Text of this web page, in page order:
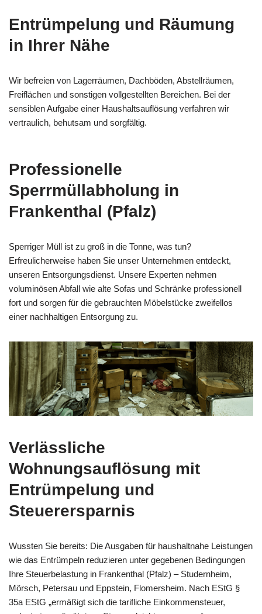
Entrümpelung und Räumung
in Ihrer Nähe
Wir befreien von Lagerräumen, Dachböden, Abstellräumen,
Freiflächen und sonstigen vollgestellten Bereichen. Bei der
sensiblen Aufgabe einer Haushaltsauflösung verfahren wir
vertraulich, behutsam und sorgfältig.
Professionelle
Sperrmüllabholung in
Frankenthal (Pfalz)
Sperriger Müll ist zu groß in die Tonne, was tun?
Erfreulicherweise haben Sie unser Unternehmen entdeckt,
unseren Entsorgungsdienst. Unsere Experten nehmen
voluminösen Abfall wie alte Sofas und Schränke professionell
fort und sorgen für die gebrauchten Möbelstücke zweifellos
einer nachhaltigen Entsorgung zu.
Verlässliche
Wohnungsauflösung mit
Entrümpelung und
Steuerersparnis
Wussten Sie bereits: Die Ausgaben für haushaltnahe Leistungen
wie das Entrümpeln reduzieren unter gegebenen Bedingungen
Ihre Steuerbelastung in Frankenthal (Pfalz) – Studernheim,
Mörsch, Petersau und Eppstein, Flomersheim. Nach EStG §
35a EStG „ermäßigt sich die tarifliche Einkommensteuer,